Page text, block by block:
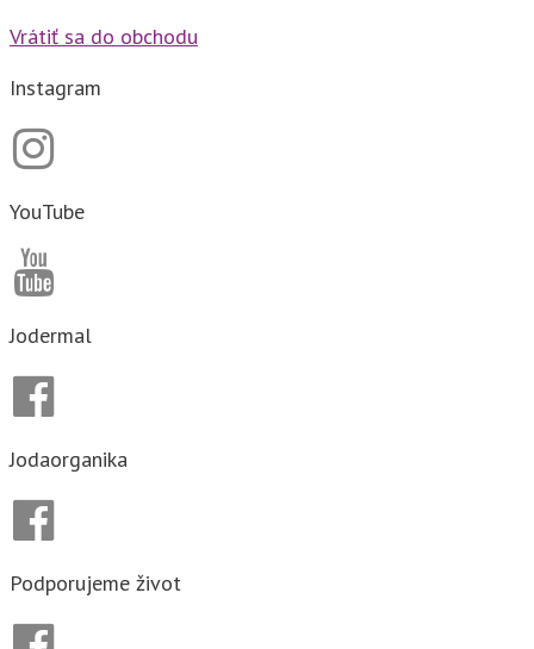
Vrátiť sa do obchodu
Instagram
YouTube
Jodermal
Jodaorganika
Podporujeme život